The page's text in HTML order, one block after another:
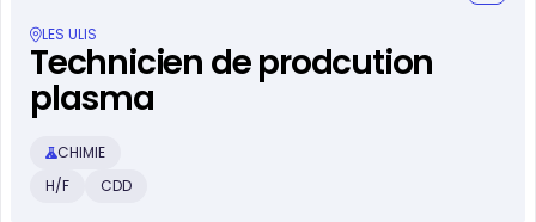
LES ULIS
Technicien de prodcution
plasma
CHIMIE
H/F
CDD